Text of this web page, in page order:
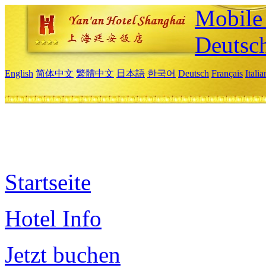
English 简体中文 繁體中文 日本語 한국어 Deutsch Français
Startseite
Hotel Info
Jetzt buchen